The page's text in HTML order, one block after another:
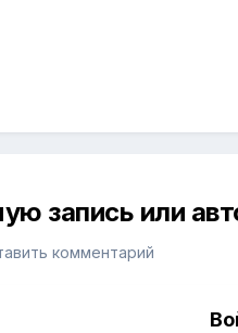
запись или
комментарий